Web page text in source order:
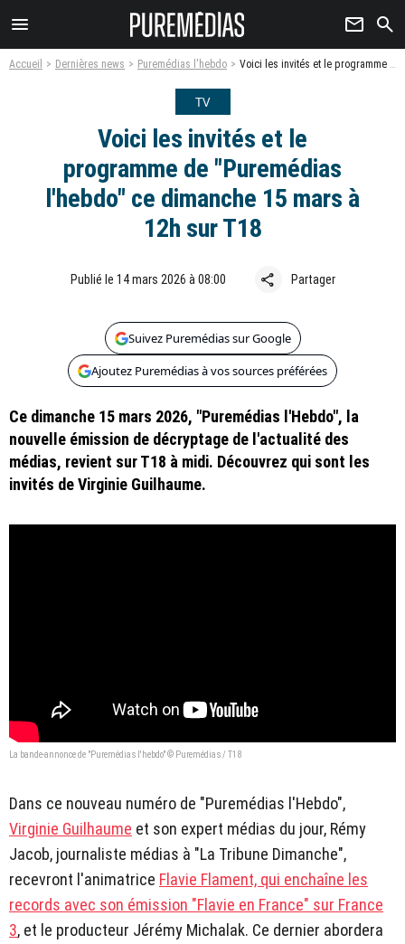
menu newsletter search
Accueil Dernières news Puremédias l'hebdo Voici les invités et le programme de "Puremédias l'hebdo" ce dimanche 15 mars à 12h sur T18
TV
Voici les invités et le
programme de "Puremédias
l'hebdo" ce dimanche 15 mars à
12h sur T18
Publié le 14 mars 2026 à 08:00 share Partager
Suivez Puremédias sur Google
Ajoutez Puremédias à vos sources préférées
Ce dimanche 15 mars 2026, "Puremédias l'Hebdo", la
nouvelle émission de décryptage de l'actualité des
médias, revient sur T18 à midi. Découvrez qui sont les
invités de Virginie Guilhaume.
La bande-annonce de "Puremédias l'hebdo" © Puremédias / T18
Dans ce nouveau numéro de "Puremédias l'Hebdo",
Virginie Guilhaume et son expert médias du jour, Rémy
Jacob, journaliste médias à "La Tribune Dimanche",
recevront l'animatrice Flavie Flament, qui enchaîne les
records avec son émission "Flavie en France" sur France
3, et le producteur Jérémy Michalak. Ce dernier abordera